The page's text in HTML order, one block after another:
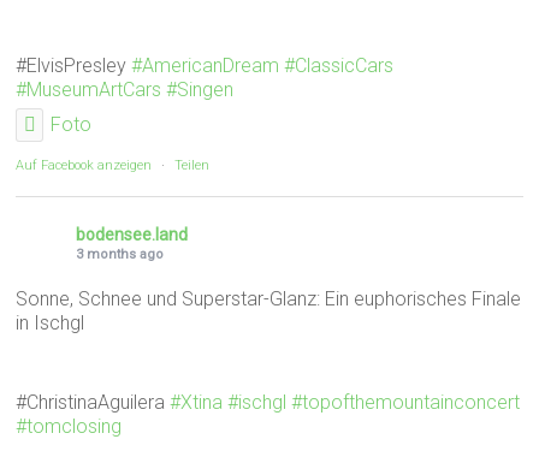
#ElvisPresley#AmericanDream #ClassicCars
#MuseumArtCars #Singen
Foto
Auf Facebook anzeigen · Teilen
bodensee.land
3 months ago
Sonne, Schnee und Superstar-Glanz: Ein euphorisches Finale
in Ischgl
#ChristinaAguilera#Xtina #ischgl #topofthemountainconcert
#tomclosing